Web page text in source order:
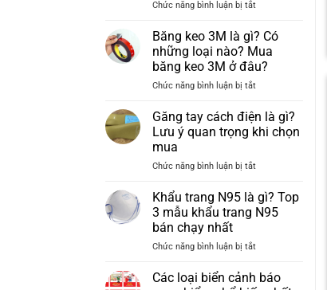
Chức năng bình luận bị tắtở
top
4
mặt
nạ
chống
được
ưa
hiện
Băng keo 3M là gì? Có
những loại nào? Mua
băng keo 3M ở đâu?
Chức năng bình luận bị tắtở
keo
3M
là
Có
loại
nào?
keo
Găng tay cách điện là gì?
Lưu ý quan trọng khi chọn
mua
Chức năng bình luận bị tắtở
tay
cách
điện
gì?
quan
Khẩu trang N95 là gì? Top
3 mẫu khẩu trang N95
bán chạy nhất
Chức năng bình luận bị tắtở
trang
N95
Các loại biển cảnh báo